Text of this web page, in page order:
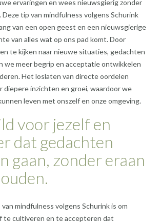
ervaringen en wees nieuwsgierig zonder
tip van mindfulness volgens Schurink
van een open geest en een nieuwsgierige
van alles wat op ons pad komt. Door
te kijken naar nieuwe situaties, gedachten
we meer begrip en acceptatie ontwikkelen
Het loslaten van directe oordelen
diepere inzichten en groei, waardoor we
leven met onszelf en onze omgeving.
voor jezelf en
dat gedachten
gaan, zonder eraan
mindfulness volgens Schurink is om
te cultiveren en te accepteren dat